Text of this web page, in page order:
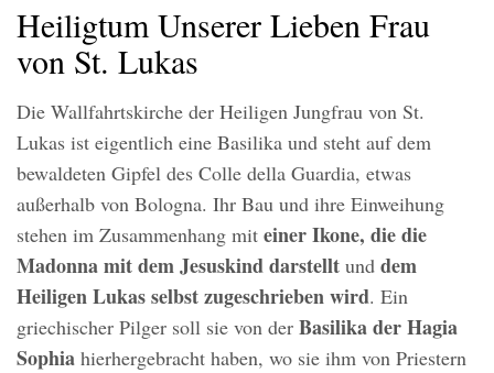
Heiligtum Unserer Lieben Frau
von St. Lukas
Die Wallfahrtskirche der Heiligen Jungfrau von St.
Lukas ist eigentlich eine Basilika und steht auf dem
bewaldeten Gipfel des Colle della Guardia, etwas
außerhalb von Bologna. Ihr Bau und ihre Einweihung
stehen im Zusammenhang mit einer Ikone, die die
Madonna mit dem Jesuskind darstellt und dem
Heiligen Lukas selbst zugeschrieben wird. Ein
griechischer Pilger soll sie von der Basilika der Hagia
Sophia hierhergebracht haben, wo sie ihm von Priestern